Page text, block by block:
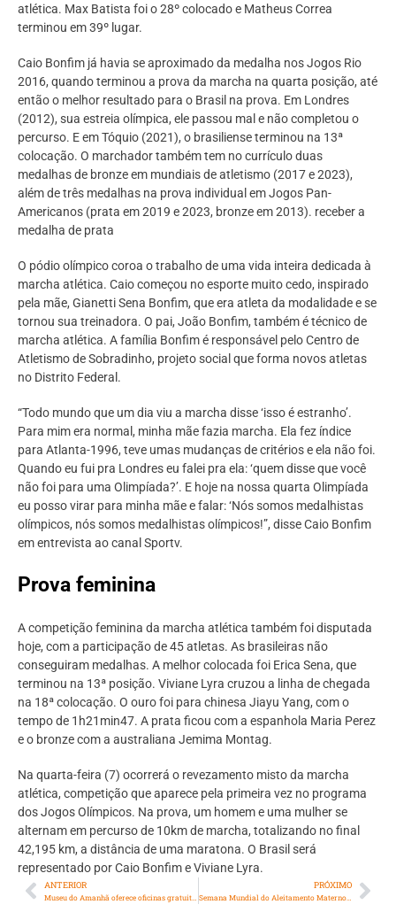
atlética. Max Batista foi o 28º colocado e Matheus Correa
terminou em 39º lugar.
Caio Bonfim já havia se aproximado da medalha nos Jogos Rio
2016, quando terminou a prova da marcha na quarta posição, até
então o melhor resultado para o Brasil na prova. Em Londres
(2012), sua estreia olímpica, ele passou mal e não completou o
percurso. E em Tóquio (2021), o brasiliense terminou na 13ª
colocação. O marchador também tem no currículo duas
medalhas de bronze em mundiais de atletismo (2017 e 2023),
além de três medalhas na prova individual em Jogos Pan-
Americanos (prata em 2019 e 2023, bronze em 2013). receber a
medalha de prata
O pódio olímpico coroa o trabalho de uma vida inteira dedicada à
marcha atlética. Caio começou no esporte muito cedo, inspirado
pela mãe, Gianetti Sena Bonfim, que era atleta da modalidade e se
tornou sua treinadora. O pai, João Bonfim, também é técnico de
marcha atlética. A família Bonfim é responsável pelo Centro de
Atletismo de Sobradinho, projeto social que forma novos atletas
no Distrito Federal.
“Todo mundo que um dia viu a marcha disse ‘isso é estranho’.
Para mim era normal, minha mãe fazia marcha. Ela fez índice
para Atlanta-1996, teve umas mudanças de critérios e ela não foi.
Quando eu fui pra Londres eu falei pra ela: ‘quem disse que você
não foi para uma Olimpíada?’. E hoje na nossa quarta Olimpíada
eu posso virar para minha mãe e falar: ‘Nós somos medalhistas
olímpicos, nós somos medalhistas olímpicos!”, disse Caio Bonfim
em entrevista ao canal Sportv.
Prova feminina
A competição feminina da marcha atlética também foi disputada
hoje, com a participação de 45 atletas. As brasileiras não
conseguiram medalhas. A melhor colocada foi Erica Sena, que
terminou na 13ª posição. Viviane Lyra cruzou a linha de chegada
na 18ª colocação. O ouro foi para chinesa Jiayu Yang, com o
tempo de 1h21min47. A prata ficou com a espanhola Maria Perez
e o bronze com a australiana Jemima Montag.
Na quarta-feira (7) ocorrerá o revezamento misto da marcha
atlética, competição que aparece pela primeira vez no programa
dos Jogos Olímpicos. Na prova, um homem e uma mulher se
alternam em percurso de 10km de marcha, totalizando no final
42,195 km, a distância de uma maratona. O Brasil será
representado por Caio Bonfim e Viviane Lyra.
ANTERIOR
Museu do Amanhã oferece oficinas gratuitas sobre discotecagem e modelagem digital
PRÓXIMO
Semana Mundial do Aleitamento Materno: Pequeno Príncipe ressalta a importância da amamentação para o bebê e para a mãe